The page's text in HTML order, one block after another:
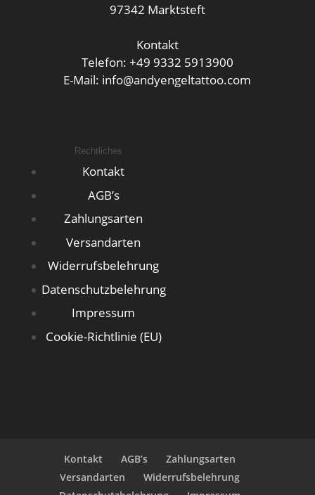
97342 Marktsteft
Kontakt
Telefon: +49 9332 5913900
E-Mail: info@andyengeltattoo.com
Rechtliches
Kontakt
AGB’s
Zahlungsarten
Versandarten
Widerrufsbelehrung
Datenschutzbelehrung
Impressum
Cookie-Richtlinie (EU)
Kontakt AGB’s
Zahlungsarten
Versandarten
Widerrufsbelehrung